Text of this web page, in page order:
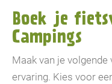
Boek je
Campings
Maak van je
ervaring. Kies voor